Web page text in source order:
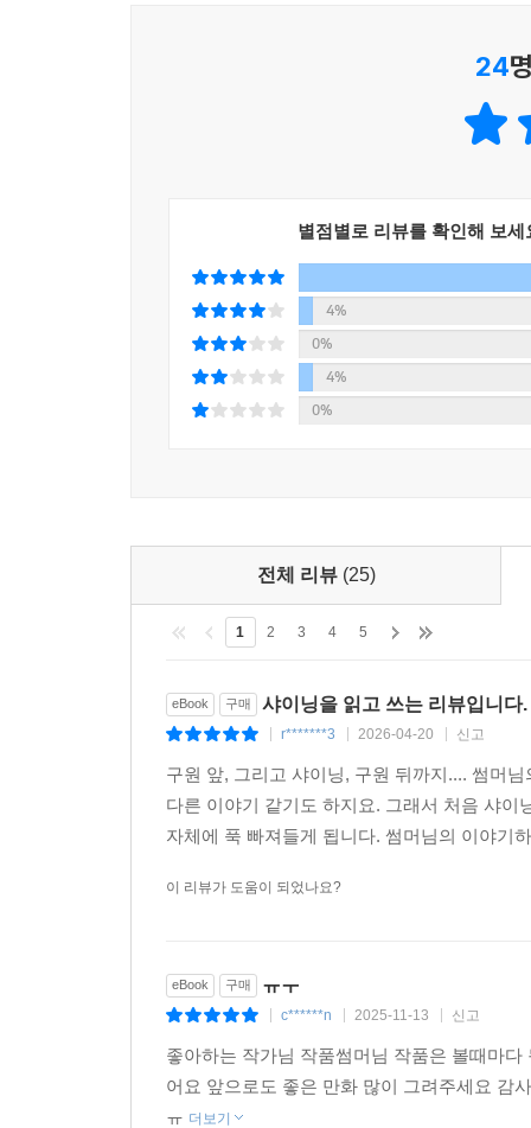
24
별점별로 리뷰를 확인해 보세
4%
0%
4%
0%
전체 리뷰 (25)
1 2 3 4 5
eBook 구매 샤이닝을 읽고 쓰는 리뷰입니다.
r*******3 2026-04-20 신고
구원 앞, 그리고 샤이닝, 구원 뒤까지.... 썸머
다른 이야기 같기도 하지요. 그래서 처음 샤이
자체에 푹 빠져들게 됩니다. 썸머님의 이야기
이 리뷰가 도움이 되었나요?
eBook 구매 ㅠㅜ
c******n 2025-11-13 신고
좋아하는 작가님 작품썸머님 작품은 볼때마
어요 앞으로도 좋은 만화 많이 그려주세요 감
ㅠ 더보기